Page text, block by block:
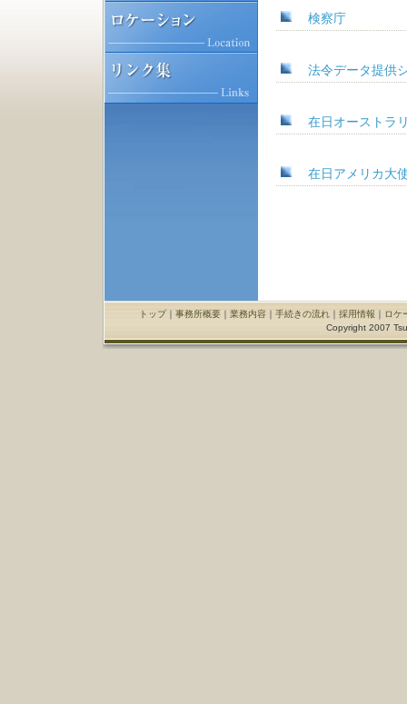
検察庁
法令データ提供
在日オーストラ
在日アメリカ大
トップ｜ 事務所概要 ｜ 業務内容 ｜ 手続きの流れ ｜ 採用情報 ｜ ロケ
Copyright 2007